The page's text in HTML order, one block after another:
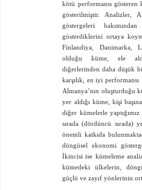
kötü performansı gösteren
gösterilmiştir. Analizler,
göstergeleri
gösterdiklerini ortaya
Finlandiya, Danimarka,
olduğu küme, ele
diğerlerinden daha düşük
karşılık, en iyi performansı
Almanya’nın oluşturduğu
yer aldığı küme, kişi
diğer kümelerle
sırada (dördüncü sırada)
önemli katkıda
döngüsel ekonomi
İkincisi ise kümeleme
kümedeki ülkelerin,
güçlü ve zayıf yönlerinin